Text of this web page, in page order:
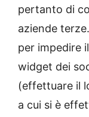
pertanto di
aziende
per impedire
widget dei
(effettuare il
a cui si è